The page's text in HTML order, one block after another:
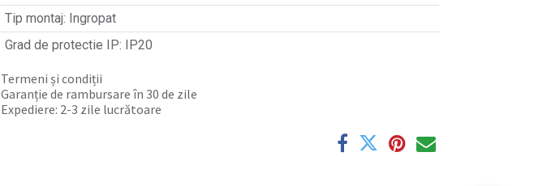
Tip montaj: Ingropat
Grad de protectie IP: IP20
Termeni și condiții
Garanție de rambursare în 30 de zile
Expediere: 2-3 zile lucrătoare